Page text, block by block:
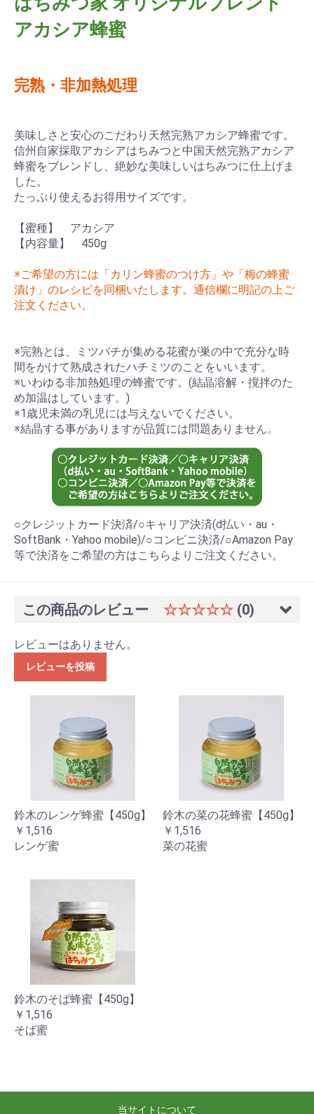
アカシア蜂蜜
完熟・非加熱処理
美味しさと安心のこだわり天然完熟アカシア蜂蜜です。
信州自家採取アカシアはちみつと中国天然完熟アカシア
蜂蜜をブレンドし、絶妙な美味しいはちみつに仕上げま
した。
たっぷり使えるお得用サイズです。
【蜜種】 アカシア
【内容量】 450g
※ご希望の方には「カリン蜂蜜のつけ方」や「梅の蜂蜜
漬け」のレシピを同梱いたします。通信欄に明記の上ご
注文ください。
※完熟とは、ミツバチが集める花蜜が巣の中で充分な時
間をかけて熟成されたハチミツのことをいいます。
※いわゆる非加熱処理の蜂蜜です。(結晶溶解・撹拌のた
め加温はしています。)
※1歳児未満の乳児には与えないでください。
※結晶する事がありますが品質には問題ありません。
○クレジットカード決済/○キャリア決済(d払い・au・
SoftBank・Yahoo mobile)/○コンビニ決済/○Amazon Pay
等で決済をご希望の方はこちらよりご注文ください。
この商品のレビュー ☆☆☆☆☆ (0)
レビューはありません。
レビューを投稿
鈴木のレンゲ蜂蜜【450g】
￥1,516
レンゲ蜜
鈴木の菜の花蜂蜜【450g】
￥1,516
菜の花蜜
鈴木のそば蜂蜜【450g】
￥1,516
そば蜜
当サイトについて